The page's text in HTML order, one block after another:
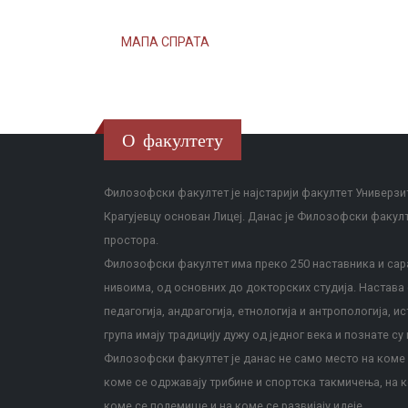
МАПА СПРАТА
О факултету
Филозофски факултет је најстарији факултет
Крагујевцу основан Лицеј. Данас је Филозофски
простора.
Филозофски факултет има преко 250 наставника и
нивоима, од основних до докторских студија. Настава
педагогија, андрагогија, етнологија и антропологија,
група имају традицију дужу од једног века и познате су
Филозофски факултет је данас не само место на коме
коме се одржавају трибине и спортска такмичења,